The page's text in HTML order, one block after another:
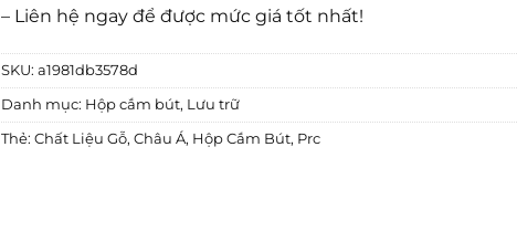
– Liên hệ ngay để được mức giá tốt nhất!
SKU: a1981db3578d
Danh mục: Hộp cắm bút, Lưu trữ
Thẻ: Chất Liệu Gỗ, Châu Á, Hộp Cắm Bút, Prc